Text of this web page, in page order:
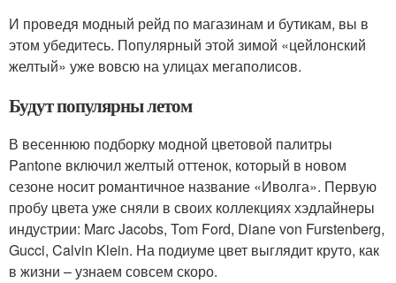
И проведя модный рейд по магазинам и бутикам, вы в
этом убедитесь. Популярный этой зимой «цейлонский
желтый» уже вовсю на улицах мегаполисов.
Будут популярны летом
В весеннюю подборку модной цветовой палитры
Pantone включил желтый оттенок, который в новом
сезоне носит романтичное название «Иволга». Первую
пробу цвета уже сняли в своих коллекциях хэдлайнеры
индустрии: Marc Jacobs, Tom Ford, Diane von Furstenberg,
Gucci, Calvin Klein. На подиуме цвет выглядит круто, как
в жизни – узнаем совсем скоро.